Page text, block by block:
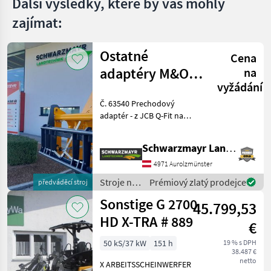
zajímat:
předváděcí stroj
Ostatné
adaptéry M&O
kompatibilné s
EURO
Cena
na
vyžádání
Č. 63540 Prechodový
adaptér - z JCB Q-Fit na
nosnosťou 3, 0 t VFG –
použitý Predajný tím
spoločnosti Schwarzmayr v
Schwarzmayr Landtechnik GmbH - Aurolzmünster
4971 Aurolzmünster
Stroje na
stavbu /
Sonstige
Prémiový zlatý prodejce
Sonstige G 2700
HD X-TRA # 889
45.799,53
€
19 % s DPH
38.487 €
netto
50 kS/37 kW
151 h
X ARBEITSSCHEINWERFER